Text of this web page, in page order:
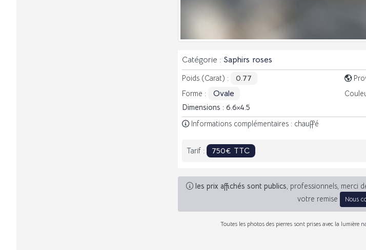
Catégorie : Saphirs roses
Poids (Carat) : 0.77
Forme : Ovale
Dimensions : 6.6 4.5
Informations complémentaires : chauffé
Tarif : 750€ TTC
les prix affichés sont publics, professionnels, merci
votre remise
Nous
Toutes les photos des pierres sont prises avec la